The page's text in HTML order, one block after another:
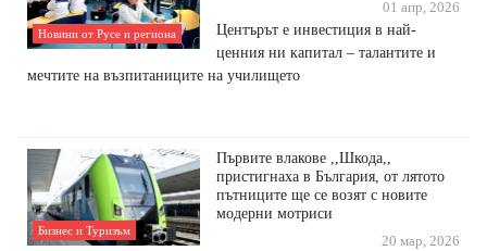
Новини от Русе и региона
01 апр, 2026
Центърът е инвестиция в най-
ценния ни капитал – талантите и
мечтите на възпитаниците на училището
Бизнес и Туризъм
Първите влакове ,,Шкода,,
пристигнаха в България, от лятото
пътниците ще се возят с новите
модерни мотриси
20 мар, 2026